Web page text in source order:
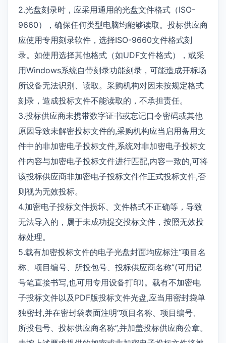
2.光盘刻录时，应采用通用的光盘文件格式（ISO-
9660），确保任何类型电脑均能够读取。投标供应商
应使用专用刻录软件，选择ISO-9660文件格式刻
录。如使用选择其他格式（如UDF文件格式），或采
用Windows系统自带刻录功能刻录，可能造成开标场
所设备无法识别、读取。采购机构对因未按规定格式
刻录，造成投标文件不能读取的，不承担责任。
3.投标供应商未携带数字证书或忘记口令密码或其他
原因导致未解密投标文件的,采购机构应当启用备用文
件中的非加密电子投标文件,系统对非加密电子投标文
件内容与加密电子投标文件进行匹配,内容一致的,可将
该投标供应商非加密电子投标文件作正式投标文件,否
则视为无效投标。
4.加密电子投标文件损坏、文件格式不正确等，导致
无法导入的，属于未成功提交投标文件，按照无效投
标处理。
5.载有加密投标文件的电子光盘封面均应标注“项目名
称、项目编号、所投包号、投标供应商名称”(可用记
号笔直接书写,也可用专用设备打印)。载有不加密电
子投标文件以及PDF版投标文件光盘,应当用密封袋单
独密封,并在密封袋表面注明“项目名称、项目编号、
所投包号、投标供应商名称”,并加盖投标供应商公章。